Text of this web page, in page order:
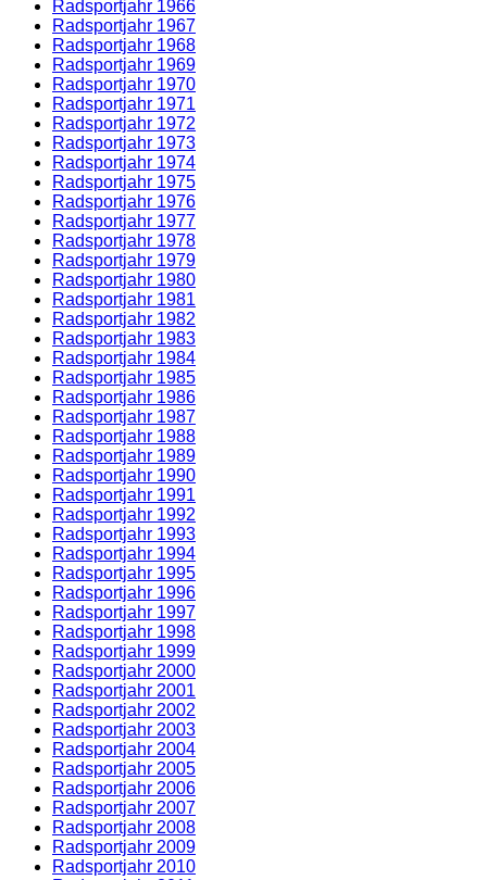
Radsportjahr 1966
Radsportjahr 1967
Radsportjahr 1968
Radsportjahr 1969
Radsportjahr 1970
Radsportjahr 1971
Radsportjahr 1972
Radsportjahr 1973
Radsportjahr 1974
Radsportjahr 1975
Radsportjahr 1976
Radsportjahr 1977
Radsportjahr 1978
Radsportjahr 1979
Radsportjahr 1980
Radsportjahr 1981
Radsportjahr 1982
Radsportjahr 1983
Radsportjahr 1984
Radsportjahr 1985
Radsportjahr 1986
Radsportjahr 1987
Radsportjahr 1988
Radsportjahr 1989
Radsportjahr 1990
Radsportjahr 1991
Radsportjahr 1992
Radsportjahr 1993
Radsportjahr 1994
Radsportjahr 1995
Radsportjahr 1996
Radsportjahr 1997
Radsportjahr 1998
Radsportjahr 1999
Radsportjahr 2000
Radsportjahr 2001
Radsportjahr 2002
Radsportjahr 2003
Radsportjahr 2004
Radsportjahr 2005
Radsportjahr 2006
Radsportjahr 2007
Radsportjahr 2008
Radsportjahr 2009
Radsportjahr 2010